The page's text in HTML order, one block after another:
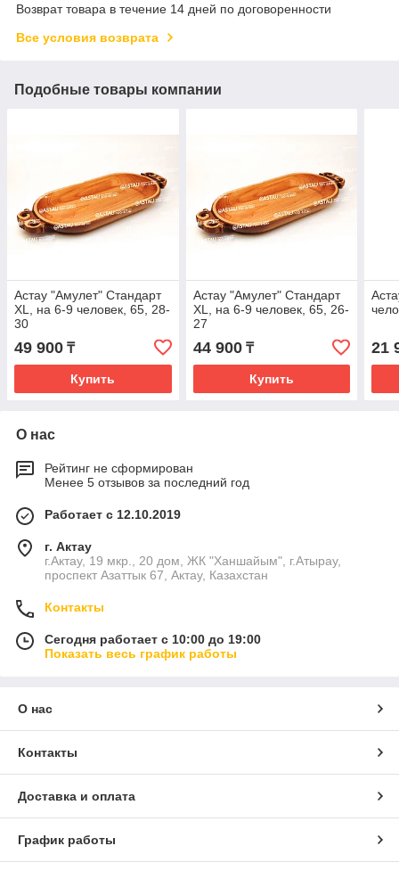
Возврат товара в течение 14 дней по договоренности
Все условия возврата
Подобные товары компании
Астау "Амулет" Стандарт
XL, на 6-9 человек, 65, 28-
30
49 900 ₸
Купить
Астау "Амулет" Стандарт
XL, на 6-9 человек, 65, 26-
27
44 900₸
Купить
21
О нас
Рейтинг не сформирован
Менее 5 отзывов за последний год
Работает с 12.10.2019
г. Актау
г.Актау, 19 мкр., 20 дом, ЖК "Ханшайым", г.Атырау,
проспект Азаттык 67, Актау, Казахстан
Контакты
Сегодня работает с 10:00 до 19:00
Показать весь график работы
О нас
Контакты
Доставка и оплата
График работы